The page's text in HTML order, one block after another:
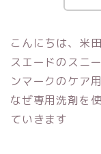
こんにちは、米
スエードのスニ
ンマークのケア
なぜ専用洗剤を
ていきます